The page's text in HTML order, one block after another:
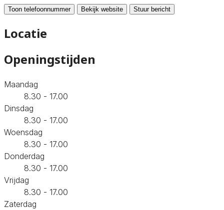
Toon telefoonnummer Bekijk website Stuur bericht
Locatie
Openingstijden
Maandag
8.30 - 17.00
Dinsdag
8.30 - 17.00
Woensdag
8.30 - 17.00
Donderdag
8.30 - 17.00
Vrijdag
8.30 - 17.00
Zaterdag